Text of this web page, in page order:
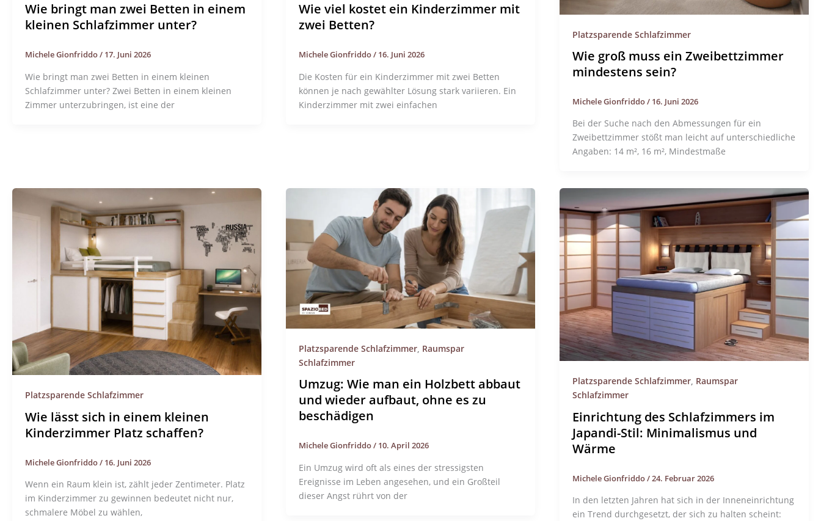
Wie bringt man zwei Betten in einem
kleinen Schlafzimmer unter?
Michele Gionfriddo/ 17. Juni 2026
Wie bringt man zwei Betten in einem kleinen
Schlafzimmer unter? Zwei Betten in einem kleinen
Zimmer unterzubringen, ist eine der
Wie viel kostet ein Kinderzimmer mit
zwei Betten?
Michele Gionfriddo/ 16. Juni 2026
Die Kosten für ein Kinderzimmer mit zwei Betten
können je nach gewählter Lösung stark variieren. Ein
Kinderzimmer mit zwei einfachen
Platzsparende Schlafzimmer
Wie groß muss ein Zweibettzimmer
mindestens sein?
Michele Gionfriddo/ 16. Juni 2026
Bei der Suche nach den Abmessungen für ein
Zweibettzimmer stößt man leicht auf unterschiedliche
Angaben: 14 m², 16 m², Mindestmaße
Platzsparende Schlafzimmer
Wie lässt sich in einem kleinen
Kinderzimmer Platz schaffen?
Michele Gionfriddo/ 16. Juni 2026
Wenn ein Raum klein ist, zählt jeder Zentimeter. Platz
im Kinderzimmer zu gewinnen bedeutet nicht nur,
schmalere Möbel zu wählen,
Platzsparende Schlafzimmer, Raumspar
Schlafzimmer
Umzug: Wie man ein Holzbett abbaut
und wieder aufbaut, ohne es zu
beschädigen
Michele Gionfriddo/ 10. April 2026
Ein Umzug wird oft als eines der stressigsten
Ereignisse im Leben angesehen, und ein Großteil
dieser Angst rührt von der
Platzsparende Schlafzimmer, Raumspar
Schlafzimmer
Einrichtung des Schlafzimmers im
Japandi-Stil: Minimalismus und
Wärme
Michele Gionfriddo/24. Februar 2026
In den letzten Jahren hat sich in der Inneneinrichtung
ein Trend durchgesetzt, der sich zu halten scheint: